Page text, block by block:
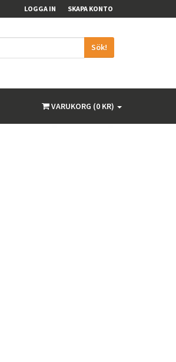
LOGGA IN SKAPA KONTO
Sök!
VARUKORG (0 KR)